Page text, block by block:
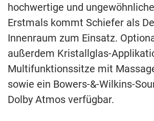
hochwertige und
Erstmals kommt Schiefer als
Innenraum zum Einsatz.
außerdem Kristallglas-
Multifunktionssitze mit
sowie ein Bowers-&-Wilkins-
Dolby Atmos verfügbar.